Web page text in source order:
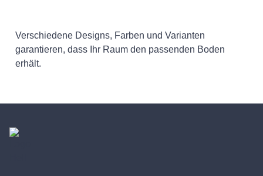
Verschiedene Designs, Farben und Varianten
garantieren, dass Ihr Raum den passenden Boden
erhält.